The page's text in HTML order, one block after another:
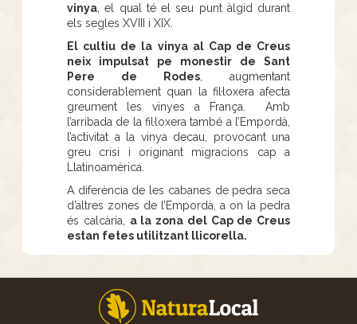
vinya , el qual té el seu punt àlgid durant
els segles XVIII i XIX.
El cultiu de la vinya al Cap de Creus
neix impulsat pe monestir de Sant
Pere de Rodes , augmentant
considerablement quan la fil·loxera afecta
greument les vinyes a França. Amb
l’arribada de la fil·loxera també a l’Empordà,
l’activitat a la vinya decau, provocant una
greu crisi i originant migracions cap a
Llatinoamèrica.
A diferència de les cabanes de pedra seca
d’altres zones de l’Empordà, a on la pedra
és calcària, a la zona del Cap de Creus
estan fetes utilitzant llicorella.